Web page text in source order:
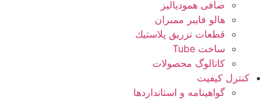
صافی همودیالیز
هالو فایبر ممبران
قطعات تزريق پلاستيك
ساخت Tube
کاتالوگ محصولات
کنترل کیفیت
گواهينامه و استانداردها